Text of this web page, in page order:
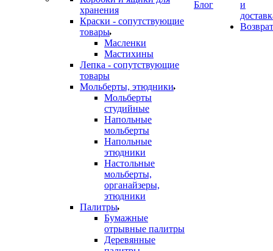
хранения
Краски - сопутствующие
товары
Масленки
Мастихины
Лепка - сопутствующие
товары
Мольберты, этюдники
Мольберты
студийные
Напольные
мольберты
Напольные
этюдники
Настольные
мольберты,
органайзеры,
этюдники
Палитры
Бумажные
отрывные палитры
Деревянные
Блог
и
Возврат